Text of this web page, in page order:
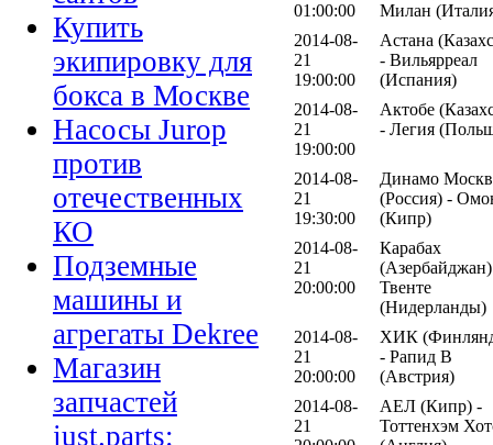
Купить
экипировку для
бокса в Москве
Насосы Jurop
против
отечественных
КО
Подземные
машины и
агрегаты Dekree
Магазин
запчастей
just.parts:
01:00:00
Милан
2014-08-
21
19:00:00
Астана
- Вильярреал
(Испания)
2014-08-
21
19:00:00
Актобе
- Легия
2014-08-
21
19:30:00
Динамо
(Россия) -
(Кипр)
2014-08-
21
20:00:00
Карабах
Твенте
(Нидерланды)
2014-08-
21
20:00:00
ХИК
- Рапид В
(Австрия)
2014-08-
21
АЕЛ (Кипр) -
Тоттенхэм